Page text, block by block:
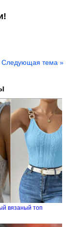
Следующая тема »
вязаный топ